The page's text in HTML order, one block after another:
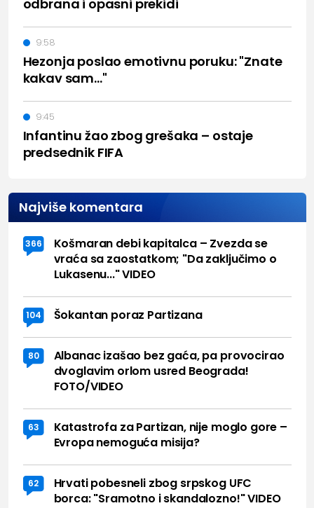
odbrana i opasni prekidi
Hezonja poslao emotivnu poruku: "Znate
kakav sam..."
9:58
Infantinu žao zbog grešaka – ostaje
predsednik FIFA
9:45
Najviše komentara
366
Košmaran debi kapitalca – Zvezda se
vraća sa zaostatkom; "Da zaključimo o
Lukasenu..." VIDEO
104 Šokantan poraz Partizana
80
Albanac izašao bez gaća, pa provocirao
dvoglavim orlom usred Beograda!
FOTO/VIDEO
63
Katastrofa za Partizan, nije moglo gore –
Evropa nemoguća misija?
62
Hrvati pobesneli zbog srpskog UFC
borca: "Sramotno i skandalozno!" VIDEO